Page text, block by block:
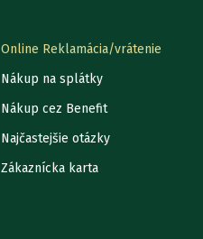
Online Reklamácia/vrátenie
Nákup na splátky
Nákup cez Benefit
Najčastejšie otázky
Zákaznícka karta